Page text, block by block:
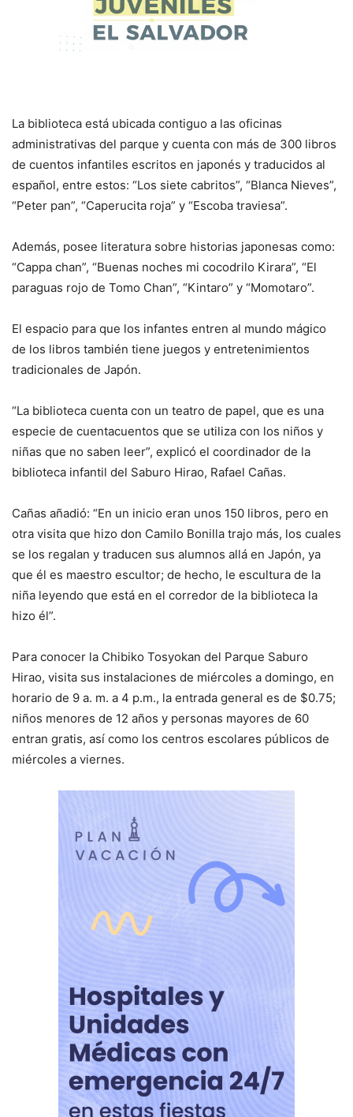
La biblioteca está ubicada contiguo a las oficinas
administrativas del parque y cuenta con más de 300 libros
de cuentos infantiles escritos en japonés y traducidos al
español, entre estos: “Los siete cabritos”, “Blanca Nieves”,
“Peter pan”, “Caperucita roja” y “Escoba traviesa”.
Además, posee literatura sobre historias japonesas como:
“Cappa chan”, “Buenas noches mi cocodrilo Kirara”, “El
paraguas rojo de Tomo Chan”, “Kintaro” y “Momotaro”.
El espacio para que los infantes entren al mundo mágico
de los libros también tiene juegos y entretenimientos
tradicionales de Japón.
“La biblioteca cuenta con un teatro de papel, que es una
especie de cuentacuentos que se utiliza con los niños y
niñas que no saben leer”, explicó el coordinador de la
biblioteca infantil del Saburo Hirao, Rafael Cañas.
Cañas añadió: “En un inicio eran unos 150 libros, pero en
otra visita que hizo don Camilo Bonilla trajo más, los cuales
se los regalan y traducen sus alumnos allá en Japón, ya
que él es maestro escultor; de hecho, le escultura de la
niña leyendo que está en el corredor de la biblioteca la
hizo él”.
Para conocer la Chibiko Tosyokan del Parque Saburo
Hirao, visita sus instalaciones de miércoles a domingo, en
horario de 9 a. m. a 4 p.m., la entrada general es de $0.75;
niños menores de 12 años y personas mayores de 60
entran gratis, así como los centros escolares públicos de
miércoles a viernes.